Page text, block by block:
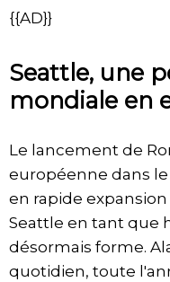
{{AD}}
Seattle, une
mondiale en
Le lancement de
européenne dans
en rapide
Seattle en tant que
désormais forme.
quotidien, toute